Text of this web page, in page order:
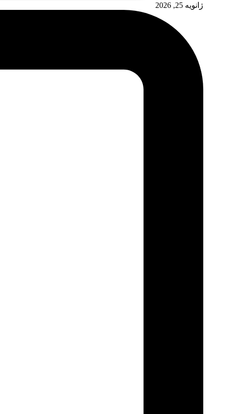
ژانویه 25, 2026